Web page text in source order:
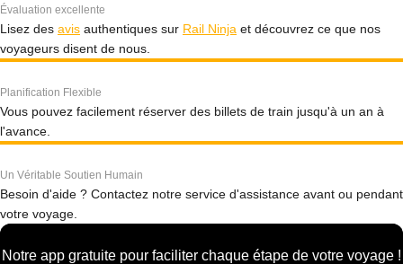
Évaluation excellente
Lisez des avis authentiques sur Rail Ninja et découvrez ce que nos
voyageurs disent de nous.
Planification Flexible
Vous pouvez facilement réserver des billets de train jusqu'à un an à
l'avance.
Un Véritable Soutien Humain
Besoin d'aide ? Contactez notre service d'assistance avant ou pendant
votre voyage.
Notre app gratuite pour faciliter chaque étape de votre voyage !